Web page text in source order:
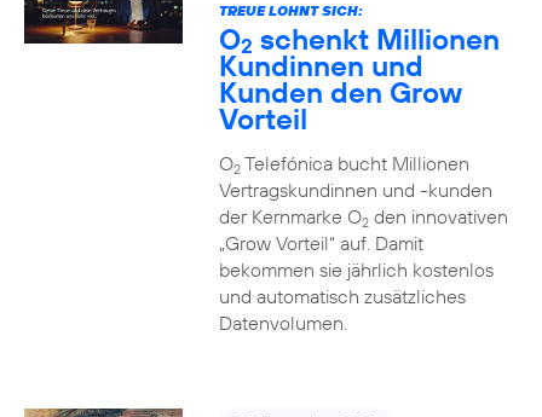
TREUE LOHNT SICH:
O2 schenkt Millionen
Kundinnen und
Kunden den Grow
Vorteil
O2Telefónica bucht Millionen
Vertragskundinnen und -kunden
der Kernmarke O2den innovativen
„Grow Vorteil“ auf. Damit
bekommen sie jährlich kostenlos
und automatisch zusätzliches
Datenvolumen.